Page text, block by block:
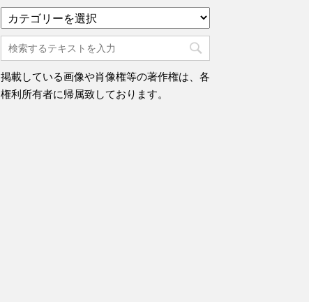
テ
ゴ
リ
ー
掲載している画像や肖像権等の著作権は、各
権利所有者に帰属致しております。